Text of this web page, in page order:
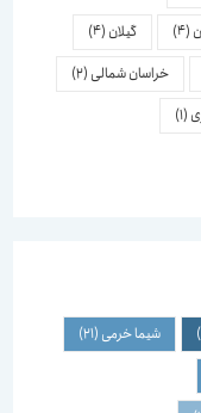
گیلان(4)
خراسان شمالی(2)
شیما خرمی(21)